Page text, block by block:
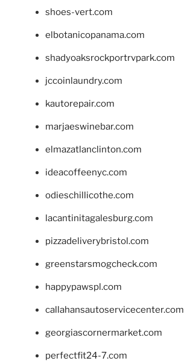
shoes-vert.com
elbotanicopanama.com
shadyoaksrockportrvpark.com
jccoinlaundry.com
kautorepair.com
marjaeswinebar.com
elmazatlanclinton.com
ideacoffeenyc.com
odieschillicothe.com
lacantinitagalesburg.com
pizzadeliverybristol.com
greenstarsmogcheck.com
happypawspl.com
callahansautoservicecenter.com
georgiascornermarket.com
perfectfit24-7.com